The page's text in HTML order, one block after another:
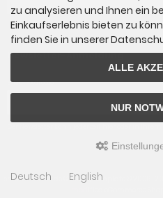
Newsletter-Anmeldung
E-Mail-Adresse:
shop.HistoFakt.de © 2026 | Template © 2009-
zu analysieren und Ihnen ein
Einkaufserlebnis bieten zu
finden Sie in unserer
ALLE
NUR
Deutsch English